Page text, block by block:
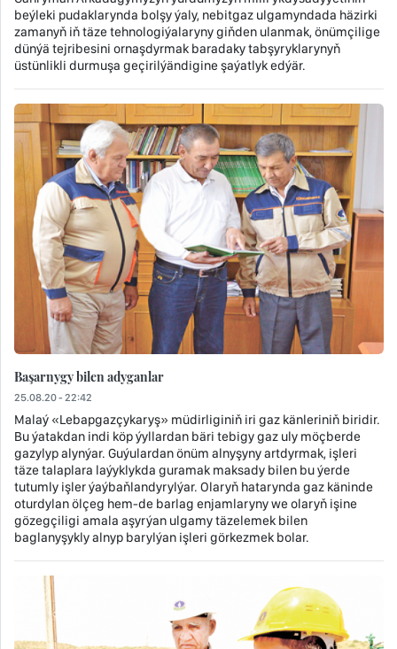
beýleki pudaklarynda bolşy ýaly, nebitgaz ulgamyndada häzirki
zamanyň iň täze tehnologiýalaryny giňden ulanmak, önümçilige
dünýä tejribesini ornaşdyrmak baradaky tabşyryklarynyň
üstünlikli durmuşa geçirilýändigine şaýatlyk edýär.
Başarnygy bilen adyganlar
25.08.20 - 22:42
Malaý «Lebapgazçykaryş» müdirliginiň iri gaz känleriniň biridir.
Bu ýatakdan indi köp ýyllardan bäri tebigy gaz uly möçberde
gazylyp alynýar. Guýulardan önüm alnyşyny artdyrmak, işleri
täze talaplara laýyklykda guramak maksady bilen bu ýerde
tutumly işler ýaýbaňlandyrylýar. Olaryň hatarynda gaz käninde
oturdylan ölçeg hem-de barlag enjamlaryny we olaryň işine
gözegçiligi amala aşyrýan ulgamy täzelemek bilen
baglanyşykly alnyp barylýan işleri görkezmek bolar.